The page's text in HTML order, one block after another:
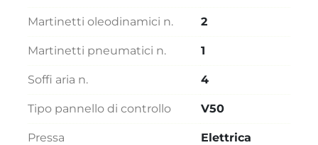
Martinetti oleodinamici n. 2
Martinetti pneumatici n. 1
Soffi aria n. 4
Tipo pannello di controllo V50
Pressa Elettrica